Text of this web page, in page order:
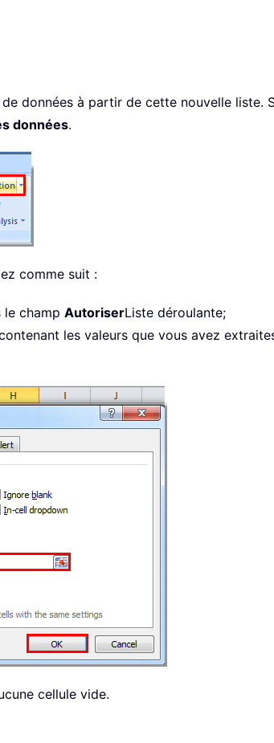
données à partir de cette nouvelle liste.
données.
comme suit :
le champ AutoriserListe déroulante;
les valeurs que vous avez
cellule vide.